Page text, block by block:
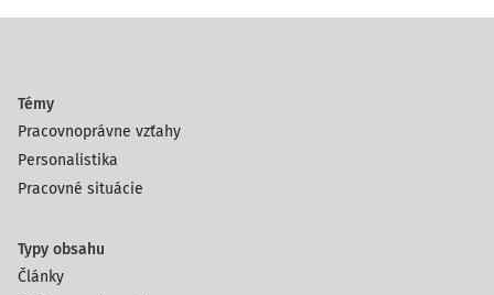
Témy
Pracovnoprávne vzťahy
Personalistika
Pracovné situácie
Typy obsahu
Články